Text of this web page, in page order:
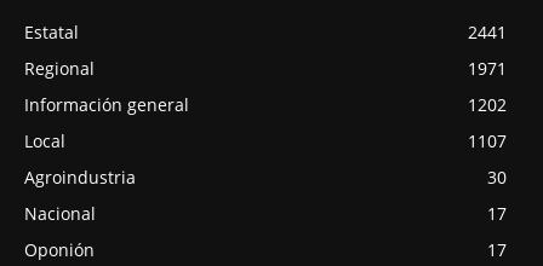
Estatal
2441
Regional
1971
Información general
1202
Local
1107
Agroindustria
30
Nacional
17
Oponión
17